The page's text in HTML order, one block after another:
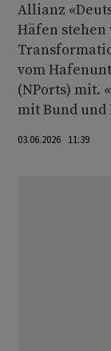
Allianz
Häfen
vom
(NPorts) mit.
mit Bund
03.06.2026 11:39